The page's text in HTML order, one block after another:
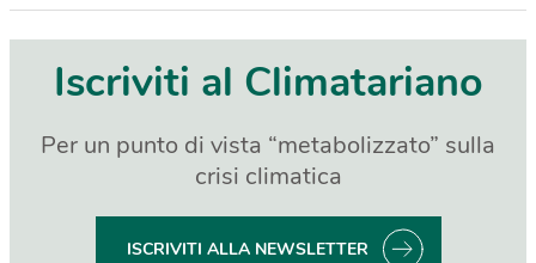
Iscriviti al Climatariano
Per un punto di vista “metabolizzato” sulla
crisi climatica
ISCRIVITI ALLA NEWSLETTER